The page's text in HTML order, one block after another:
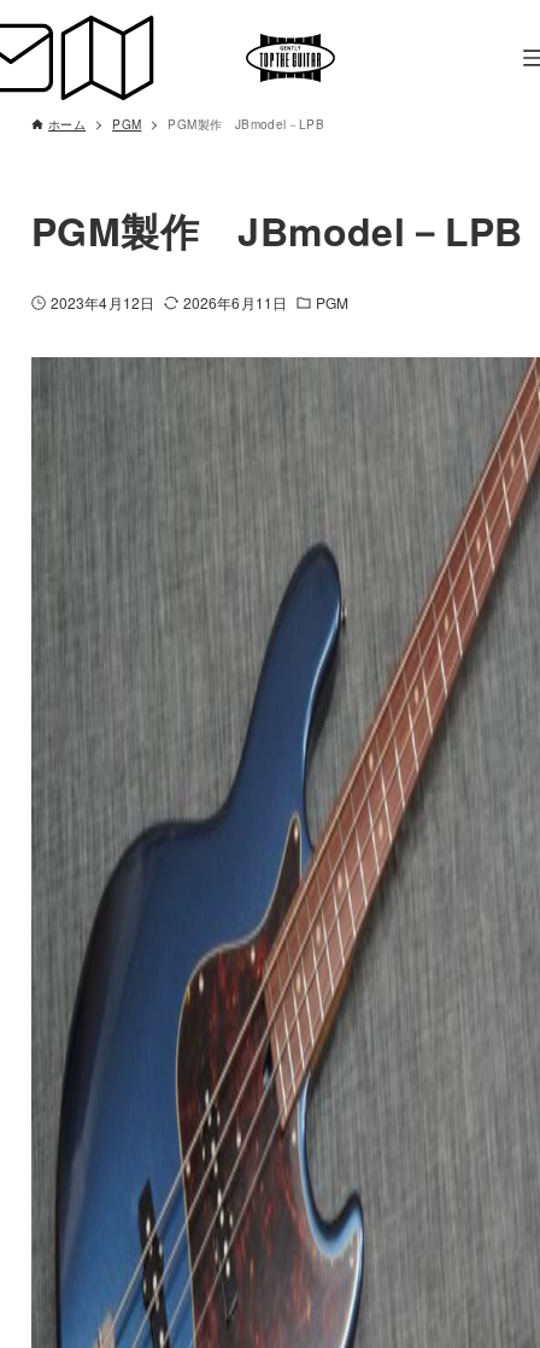
ホーム PGM PGM製作 JBmodel－LPB
PGM製作 JBmodel－LPB
2023年4月12日 2026年6月11日 PGM